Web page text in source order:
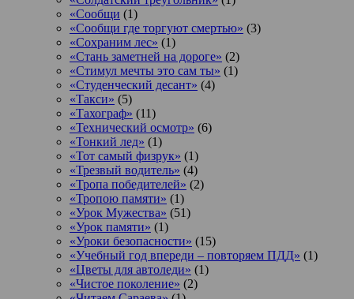
«Сообщи (1)
«Сообщи где торгуют смертью» (3)
«Сохраним лес» (1)
«Стань заметней на дороге» (2)
«Стимул мечты это сам ты» (1)
«Студенческий десант» (4)
«Такси» (5)
«Тахограф» (11)
«Технический осмотр» (6)
«Тонкий лед» (1)
«Тот самый физрук» (1)
«Трезвый водитель» (4)
«Тропа победителей» (2)
«Тропою памяти» (1)
«Урок Мужества» (51)
«Урок памяти» (1)
«Уроки безопасности» (15)
«Учебный год впереди – повторяем ПДД» (1)
«Цветы для автоледи» (1)
«Чистое поколение» (2)